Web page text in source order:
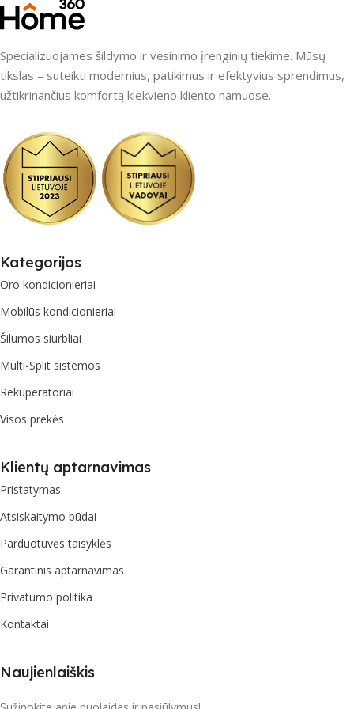
Specializuojames šildymo ir vėsinimo įrenginių tiekime. Mūsų
tikslas – suteikti modernius, patikimus ir efektyvius sprendimus,
užtikrinančius komfortą kiekvieno kliento namuose.
Kategorijos
Oro kondicionieriai
Mobilūs kondicionieriai
Šilumos siurbliai
Multi-Split sistemos
Rekuperatoriai
Visos prekės
Klientų aptarnavimas
Pristatymas
Atsiskaitymo būdai
Parduotuvės taisyklės
Garantinis aptarnavimas
Privatumo politika
Kontaktai
Naujienlaiškis